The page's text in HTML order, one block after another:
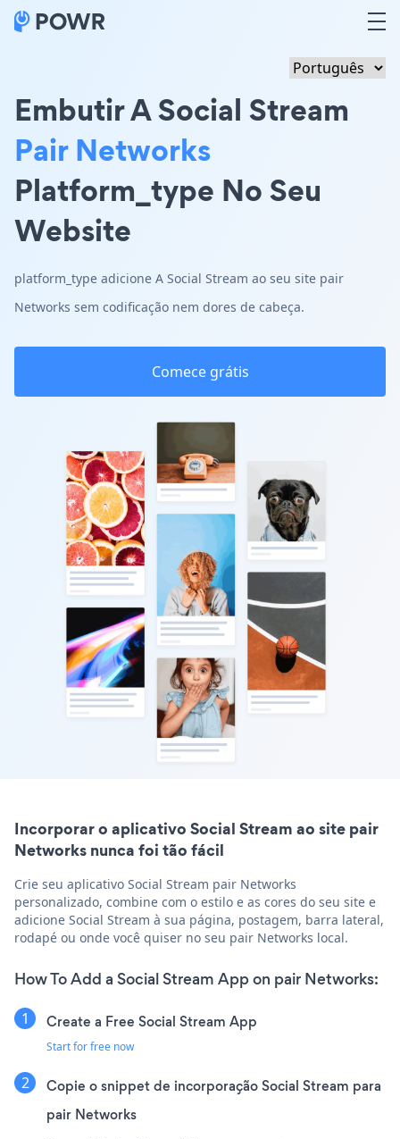
Embutir A Social Stream
Pair Networks
Platform_type No Seu
Website
platform_type adicione A Social Stream ao seu site pair
Networks sem codificação nem dores de cabeça.
Comece grátis
Incorporar o aplicativo Social Stream ao site pair
Networks nunca foi tão fácil
Crie seu aplicativo Social Stream pair Networks
personalizado, combine com o estilo e as cores do seu site e
adicione Social Stream à sua página, postagem, barra lateral,
rodapé ou onde você quiser no seu pair Networks local.
How To Add a Social Stream App on pair Networks:
Create a Free Social Stream App
Start for free now
Copie o snippet de incorporação Social Stream para
pair Networks